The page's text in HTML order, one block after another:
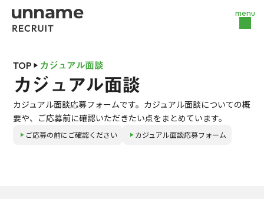
TOP play_arrow カジュアル面談
カジュアル面談
カジュアル面談応募フォームです。カジュアル面談についての概
要や、ご応募前に確認いただきたい点をまとめています。
play_arrow ご応募の前にご確認ください play_arrow カジュアル面談応募フォーム
menu